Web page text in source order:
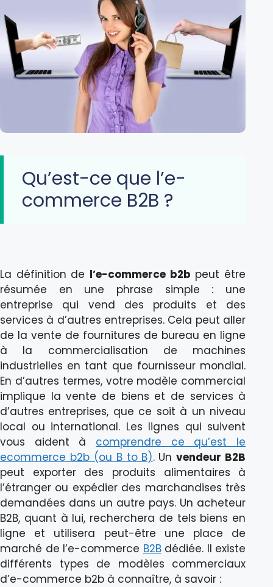
Qu’est-ce que l’e-
commerce B2B ?
La définition de l’e-commerce b2b peut être
résumée en une phrase simple : une
entreprise qui vend des produits et des
services à d’autres entreprises. Cela peut aller
de la vente de fournitures de bureau en ligne
à la commercialisation de machines
industrielles en tant que fournisseur mondial.
En d’autres termes, votre modèle commercial
implique la vente de biens et de services à
d’autres entreprises, que ce soit à un niveau
local ou international. Les lignes qui suivent
vous aident à comprendre ce qu’est le
ecommerce b2b (ou B to B). Unvendeur B2B
peut exporter des produits alimentaires à
l’étranger ou expédier des marchandises très
demandées dans un autre pays. Un acheteur
B2B, quant à lui, recherchera de tels biens en
ligne et utilisera peut-être une place de
marché de l’e-commerce B2Bdédiée. Il existe
différents types de modèles commerciaux
d’e-commerce b2b à connaître, à savoir :